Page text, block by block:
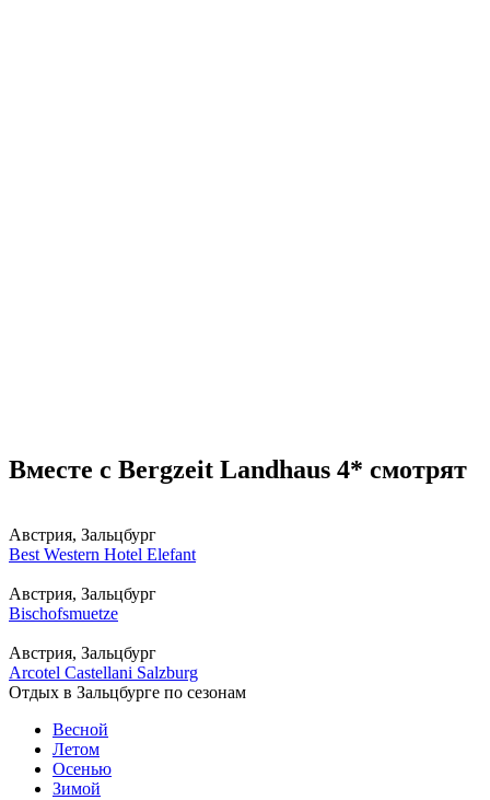
Вместе с Bergzeit Landhaus 4* смотрят
Австрия, Зальцбург
Best Western Hotel Elefant
Австрия, Зальцбург
Bischofsmuetze
Австрия, Зальцбург
Arcotel Castellani Salzburg
Отдых в Зальцбурге по сезонам
Весной
Летом
Осенью
Зимой